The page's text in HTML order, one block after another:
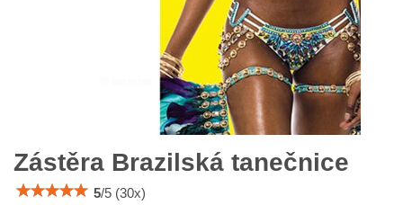
Zástěra Brazilská tanečnice
5/5 (30x)